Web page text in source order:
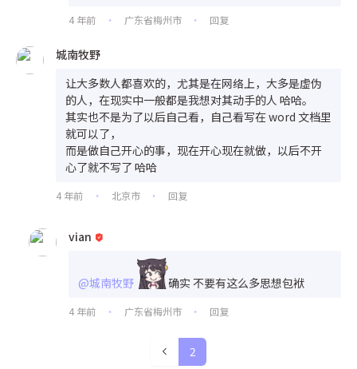
4 年前 • 广东省梅州市 • 回复
城南牧野
让大多数人都喜欢的，尤其是在网络上，大多是虚伪
的人，在现实中一般都是我想对其动手的人 哈哈。
其实也不是为了以后自己看，自己看写在 word 文档里
就可以了，
而是做自己开心的事，现在开心现在就做，以后不开
心了就不写了 哈哈
4 年前 • 北京市 • 回复
vian
@城南牧野 确实 不要有这么多思想包袱
4 年前 • 广东省梅州市 • 回复
2